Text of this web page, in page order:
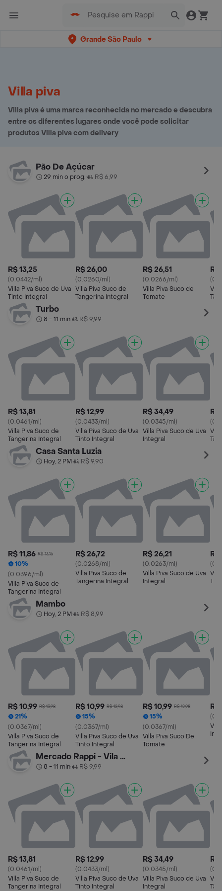
Grande São Paulo
Villa piva
Villa piva é uma marca reconhecida no mercado e descubra
entre os diferentes lugares onde você pode solicitar
produtos Villa piva com delivery
Pão De Açúcar
29 min o prog.• R$ 6,99
R$ 13,25
(0.0442/ml)
Villa Piva Suco de Uva
Tinto Integral
R$ 26,00
(0.0260/ml)
Villa Piva Suco de
Tangerina Integral
R$ 26,51
(0.0266/ml)
Villa Piva Suco de
Tomate
R$
Turbo
8 - 11 min• R$ 9,99
R$ 13,81
(0.0461/ml)
Villa Piva Suco de
Tangerina Integral
R$ 12,99
(0.0433/ml)
Villa Piva Suco de Uva
Tinto Integral
R$ 34,49
(0.0345/ml)
Villa Piva Suco de Uva
Integral
R$
Casa Santa Luzia
Hoy, 2 PM• R$ 9,90
R$ 11,86 R$ 13,16
10%
(0.0396/ml)
Villa Piva Suco de
Tangerina Integral
R$ 26,72
(0.0268/ml)
Villa Piva Suco de
Tangerina Integral
R$ 26,21
(0.0263/ml)
Villa Piva Suco de Uva
Integral
R$
Mambo
Hoy, 2 PM• R$ 8,99
R$ 10,99 R$ 13,98
21%
(0.0367/ml)
Villa Piva Suco de
Tangerina Integral
R$ 10,99 R$ 12,98
15%
(0.0367/ml)
Villa Piva Suco de Uva
Tinto Integral
R$ 10,99 R$ 12,98
15%
(0.0367/ml)
Villa Piva Suco De
Tomate
R$
Mercado Rappi - Vila Olimpia
8 - 11 min• R$ 9,99
R$ 13,81
(0.0461/ml)
Villa Piva Suco de
Tangerina Integral
R$ 12,99
(0.0433/ml)
Villa Piva Suco de Uva
Tinto Integral
R$ 34,49
(0.0345/ml)
Villa Piva Suco de Uva
Integral
R$